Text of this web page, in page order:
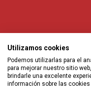
Utilizamos cookies
Podemos utilizarlas para el
para mejorar nuestro sitio
brindarle una excelente
información sobre las